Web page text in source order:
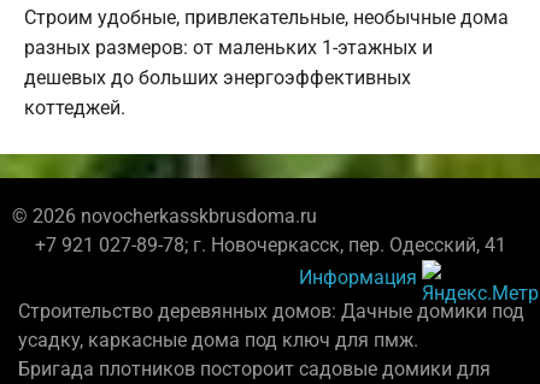
Строим удобные, привлекательные, необычные дома
разных размеров: от маленьких 1-этажных и
дешевых до больших энергоэффективных
коттеджей.
© 2026 novocherkasskbrusdoma.ru
+7 921 027-89-78; г. Новочеркасск, пер. Одесский, 41
Информация
Строительство деревянных домов: Дачные домики под
усадку, каркасные дома под ключ для пмж.
Бригада плотников постороит садовые домики для